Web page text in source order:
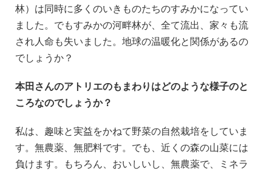
林）は同時に多くのいきものたちのすみかになってい
ました。でもすみかの河畔林が、全て流出、家々も流
され人命も失いました。地球の温暖化と関係があるの
でしょうか？
本田さんのアトリエのもまわりはどのような様子のと
ころなのでしょうか？
私は、趣味と実益をかねて野菜の自然栽培をしていま
す。無農薬、無肥料です。でも、近くの森の山菜には
負けます。もちろん、おいしいし、無農薬で、ミネラ